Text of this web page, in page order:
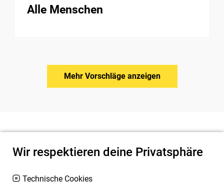
Alle Menschen
Mehr Vorschläge anzeigen
Wir respektieren deine Privatsphäre
Technische Cookies